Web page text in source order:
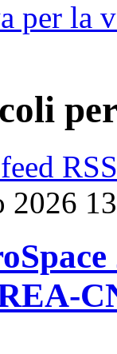
per la
RSS
2026